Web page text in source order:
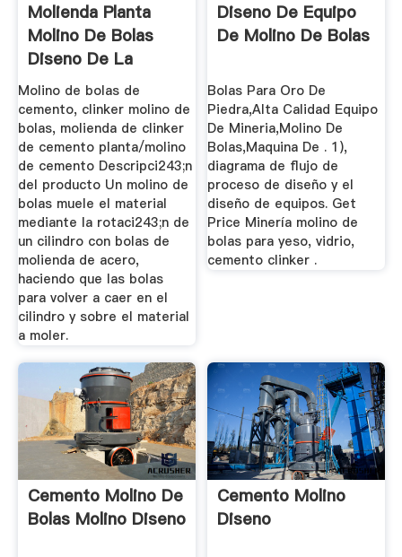
Molienda Planta
Molino De Bolas
Diseno De La
Maquina
Molino de bolas de
cemento, clinker molino de
bolas, molienda de clinker
de cemento planta/molino
de cemento Descripci243;n
del producto Un molino de
bolas muele el material
mediante la rotaci243;n de
un cilindro con bolas de
molienda de acero,
haciendo que las bolas
para volver a caer en el
cilindro y sobre el material
a moler.
Diseno De Equipo
De Molino De Bolas
Bolas Para Oro De
Piedra,Alta Calidad Equipo
De Mineria,Molino De
Bolas,Maquina De . 1),
diagrama de flujo de
proceso de diseño y el
diseño de equipos. Get
Price Minería molino de
bolas para yeso, vidrio,
cemento clinker .
Cemento Molino De
Bolas Molino Diseno
Cemento Molino
Diseno